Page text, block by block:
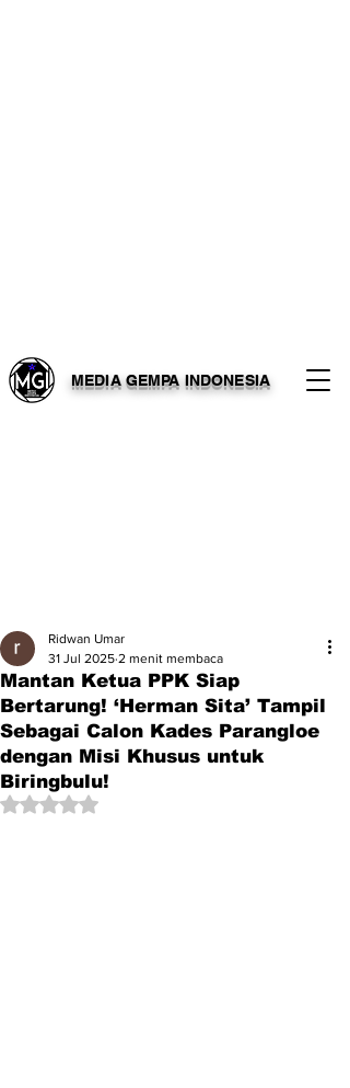
MEDIA GEMPA INDONESIA
Mantan Ketua PPK Siap
Bertarung! ‘Herman Sita’ Tampil
Sebagai Calon Kades Parangloe
dengan Misi Khusus untuk
Biringbulu!
Ridwan Umar
31 Jul 2025 2 menit membaca
Dinilai NaN dari 5 bintang.